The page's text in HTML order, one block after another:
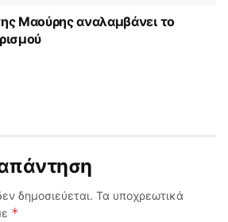
Μαούρης αναλαμβάνει το
δημοσιεύεται. Τα υποχρεωτικά
*